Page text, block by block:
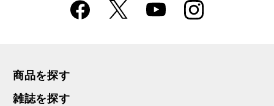
Faceboo
k
X YouTube Instagra
m
商品を探す
雑誌を探す